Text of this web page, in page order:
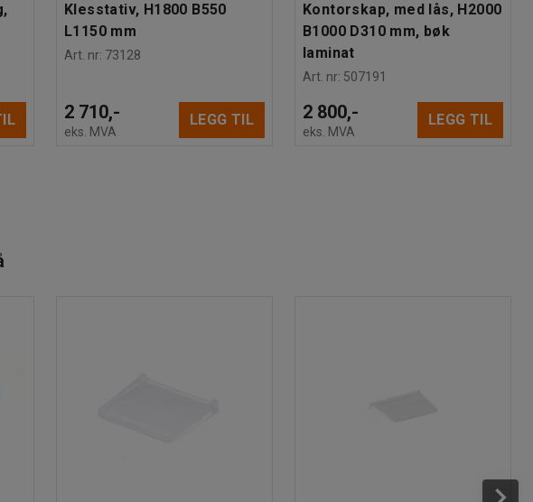
Klesstativ, H1800 B550
L1150 mm
Art. nr: 73128
2 710,-
eks. MVA
LEGG TIL
Kontorskap, med lås, H2000
B1000 D310 mm, bøk
laminat
Art. nr: 507191
2 800,-
eks. MVA
LEGG TIL